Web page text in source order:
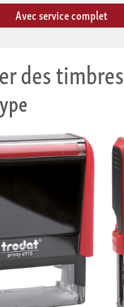
Avec service complet
des timbres